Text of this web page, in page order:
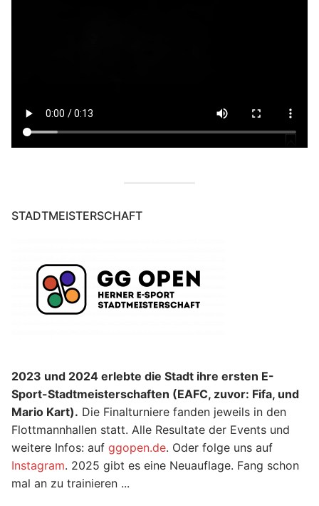
STADTMEISTERSCHAFT
2023 und 2024 erlebte die Stadt ihre ersten E-
Sport-Stadtmeisterschaften (EAFC, zuvor: Fifa, und
Mario Kart). Die Finalturniere fanden jeweils in den
Flottmannhallen statt. Alle Resultate der Events und
weitere Infos: auf ggopen.de. Oder folge uns auf
Instagram. 2025 gibt es eine Neuauflage. Fang schon
mal an zu trainieren ...